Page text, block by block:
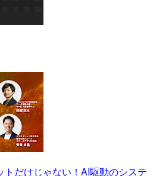
トだけじゃない！AI駆動のシステ